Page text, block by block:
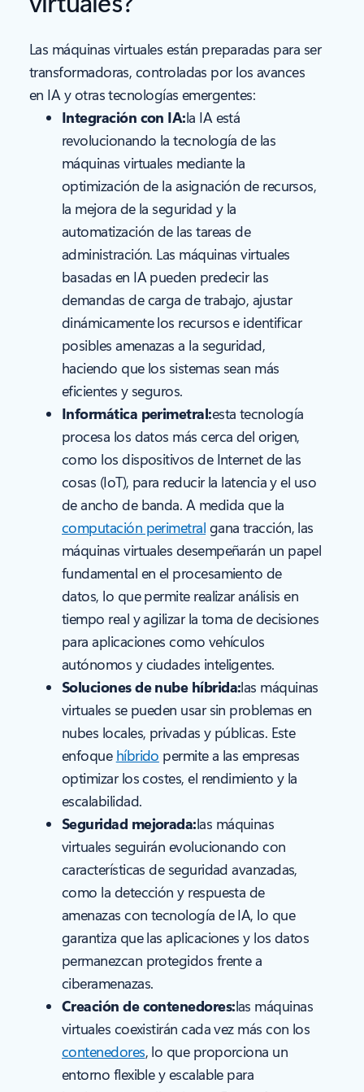
Las máquinas virtuales están preparadas para ser
transformadoras, controladas por los avances
en IA y otras tecnologías emergentes:
Integración con IA:la IA está
revolucionando la tecnología de las
máquinas virtuales mediante la
optimización de la asignación de recursos,
la mejora de la seguridad y la
automatización de las tareas de
administración. Las máquinas virtuales
basadas en IA pueden predecir las
demandas de carga de trabajo, ajustar
dinámicamente los recursos e identificar
posibles amenazas a la seguridad,
haciendo que los sistemas sean más
eficientes y seguros.
Informática perimetral:esta tecnología
procesa los datos más cerca del origen,
como los dispositivos de Internet de las
cosas (IoT), para reducir la latencia y el uso
de ancho de banda. A medida que la
computación perimetral gana tracción, las
máquinas virtuales desempeñarán un papel
fundamental en el procesamiento de
datos, lo que permite realizar análisis en
tiempo real y agilizar la toma de decisiones
para aplicaciones como vehículos
autónomos y ciudades inteligentes.
Soluciones de nube híbrida:las máquinas
virtuales se pueden usar sin problemas en
nubes locales, privadas y públicas. Este
enfoque híbrido permite a las empresas
optimizar los costes, el rendimiento y la
escalabilidad.
Seguridad mejorada:las máquinas
virtuales seguirán evolucionando con
características de seguridad avanzadas,
como la detección y respuesta de
amenazas con tecnología de IA, lo que
garantiza que las aplicaciones y los datos
permanezcan protegidos frente a
ciberamenazas.
Creación de contenedores:las máquinas
virtuales coexistirán cada vez más con los
contenedores, lo que proporciona un
entorno flexible y escalable para